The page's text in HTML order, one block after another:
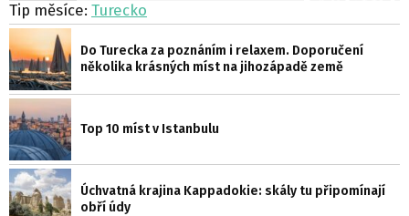
Tip měsíce: Turecko
Do Turecka za poznáním i relaxem. Doporučení
několika krásných míst na jihozápadě země
Top 10 míst v Istanbulu
Úchvatná krajina Kappadokie: skály tu připomínají
obří údy